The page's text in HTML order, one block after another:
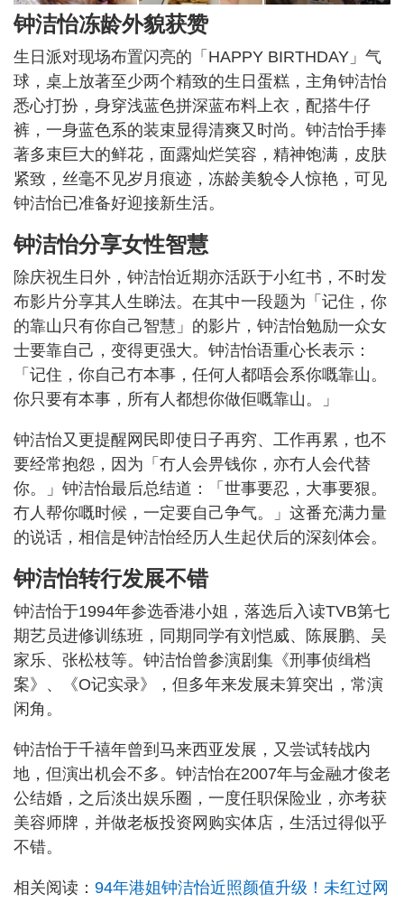
钟洁怡冻龄外貌获赞
生日派对现场布置闪亮的「HAPPY BIRTHDAY」气
球，桌上放著至少两个精致的生日蛋糕，主角钟洁怡
悉心打扮，身穿浅蓝色拼深蓝布料上衣，配搭牛仔
裤，一身蓝色系的装束显得清爽又时尚。钟洁怡手捧
著多束巨大的鲜花，面露灿烂笑容，精神饱满，皮肤
紧致，丝毫不见岁月痕迹，冻龄美貌令人惊艳，可见
钟洁怡已准备好迎接新生活。
钟洁怡分享女性智慧
除庆祝生日外，钟洁怡近期亦活跃于小红书，不时发
布影片分享其人生睇法。在其中一段题为「记住，你
的靠山只有你自己智慧」的影片，钟洁怡勉励一众女
士要靠自己，变得更强大。钟洁怡语重心长表示：
「记住，你自己冇本事，任何人都唔会系你嘅靠山。
你只要有本事，所有人都想你做佢嘅靠山。」
钟洁怡又更提醒网民即使日子再穷、工作再累，也不
要经常抱怨，因为「冇人会畀钱你，亦冇人会代替
你。」钟洁怡最后总结道：「世事要忍，大事要狠。
冇人帮你嘅时候，一定要自己争气。」这番充满力量
的说话，相信是钟洁怡经历人生起伏后的深刻体会。
钟洁怡转行发展不错
钟洁怡于1994年参选香港小姐，落选后入读TVB第七
期艺员进修训练班，同期同学有刘恺威、陈展鹏、吴
家乐、张松枝等。钟洁怡曾参演剧集《刑事侦缉档
案》、《O记实录》，但多年来发展未算突出，常演
闲角。
钟洁怡于千禧年曾到马来西亚发展，又尝试转战内
地，但演出机会不多。钟洁怡在2007年与金融才俊老
公结婚，之后淡出娱乐圈，一度任职保险业，亦考获
美容师牌，并做老板投资网购实体店，生活过得似乎
不错。
相关阅读： 94年港姐钟洁怡近照颜值升级！未红过网